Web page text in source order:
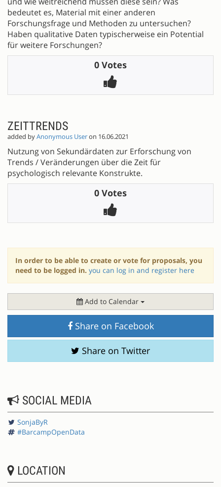
bedeutet es, Material mit einer anderen
Forschungsfrage und Methoden zu untersuchen?
Haben qualitative Daten typischerweise ein Potential
für weitere Forschungen?
0 Votes
ZEITTRENDS
added byAnonymous Useron 16.06.2021
Nutzung von Sekundärdaten zur Erforschung von
Trends / Veränderungen über die Zeit für
psychologisch relevante Konstrukte.
0 Votes
In order to be able to create or vote for proposals, you
need to be logged in. you can log in and register here
Add to Calendar
Share on Facebook
Share on Twitter
SOCIAL MEDIA
SonjaByR
#BarcampOpenData
LOCATION